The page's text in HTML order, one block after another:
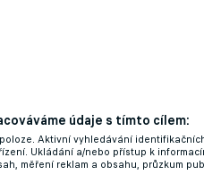
údaje s tímto cílem:
Aktivní vyhledávání
Ukládání a/nebo přístup k
měření reklam a obsahu, průzkum